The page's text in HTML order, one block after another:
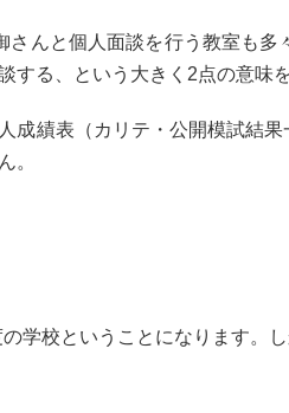
んと個人面談を行う教室も
する、という大きく2点の意味
成績表（カリテ・公開模試結
。
学校ということになります。